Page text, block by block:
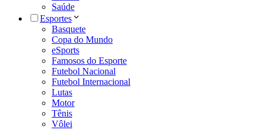
Saúde
Esportes
Basquete
Copa do Mundo
eSports
Famosos do Esporte
Futebol Nacional
Futebol Internacional
Lutas
Motor
Tênis
Vôlei